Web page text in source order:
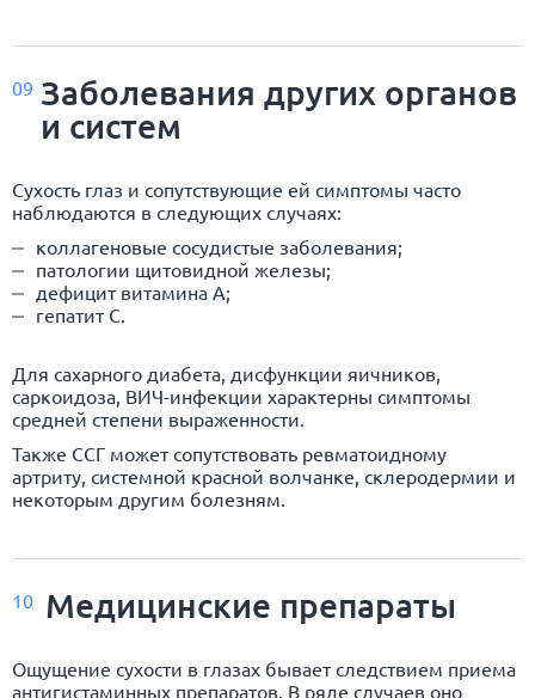
09 Заболевания других органов
и систем
Сухость глаз и сопутствующие ей симптомы часто
наблюдаются в следующих случаях:
коллагеновые сосудистые заболевания;
патологии щитовидной железы;
дефицит витамина A;
гепатит C.
Для сахарного диабета, дисфункции яичников,
саркоидоза, ВИЧ-инфекции характерны симптомы
средней степени выраженности.
Также ССГ может сопутствовать ревматоидному
артриту, системной красной волчанке, склеродермии и
некоторым другим болезням.
10 Медицинские препараты
Ощущение сухости в глазах бывает следствием приема
антигистаминных препаратов. В ряде случаев оно